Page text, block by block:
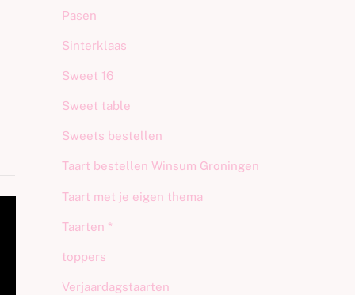
Pasen
Sinterklaas
Sweet 16
Sweet table
Sweets bestellen
Taart bestellen Winsum Groningen
Taart met je eigen thema
Taarten *
toppers
Verjaardagstaarten